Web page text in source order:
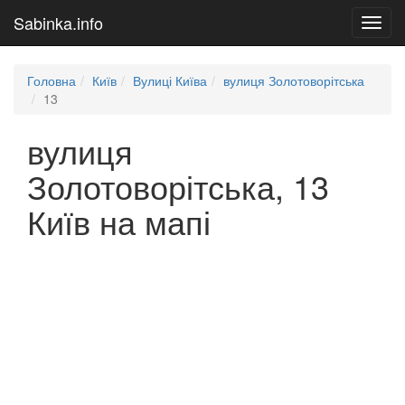
Sabinka.info
Головна Київ Вулиці Київа
вулиця Золотоворітська
13
вулиця
Золотоворітська, 13
Київ на мапі